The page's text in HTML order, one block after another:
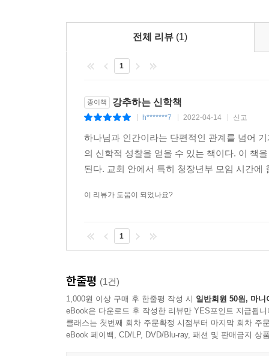
전체 리뷰 (1)
1
종이책 강추하는 신학책
h*******7 2022-04-14 신고
하나님과 인간이라는 단편적인 관계를 넘어
의 신학적 성찰을 얻을 수 있는 책이다. 이 책
된다. 교회 안에서 특히 청장년부 모임 시간
이 리뷰가 도움이 되었나요?
1
한줄평 (1건)
1,000원 이상 구매 후 한줄평 작성 시 일반회원 50원, 마니
eBook은 다운로드 후 작성한 리뷰만 YES포인트 지급됩니
클래스는 첫번째 회차 주문확정 시점부터 마지막 회차 주
eBook 페이백, CD/LP, DVD/Blu-ray, 패션 및 판매금지 상